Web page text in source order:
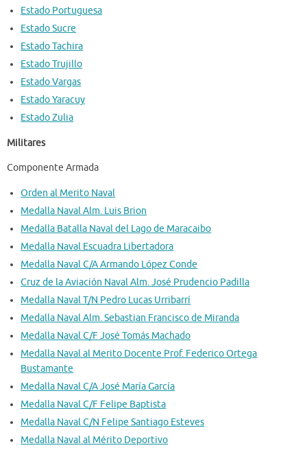
Estado Portuguesa
Estado Sucre
Estado Tachira
Estado Trujillo
Estado Vargas
Estado Yaracuy
Estado Zulia
Militares
Componente Armada
Orden al Merito Naval
Medalla Naval Alm. Luis Brion
Medalla Batalla Naval del Lago de Maracaibo
Medalla Naval Escuadra Libertadora
Medalla Naval C/A Armando López Conde
Cruz de la Aviación Naval Alm. José Prudencio Padilla
Medalla Naval T/N Pedro Lucas Urribarrí
Medalla Naval Alm. Sebastian Francisco de Miranda
Medalla Naval C/F José Tomás Machado
Medalla Naval al Merito Docente Prof. Federico Ortega
Bustamante
Medalla Naval C/A José María García
Medalla Naval C/F Felipe Baptista
Medalla Naval C/N Felipe Santiago Esteves
Medalla Naval al Mérito Deportivo